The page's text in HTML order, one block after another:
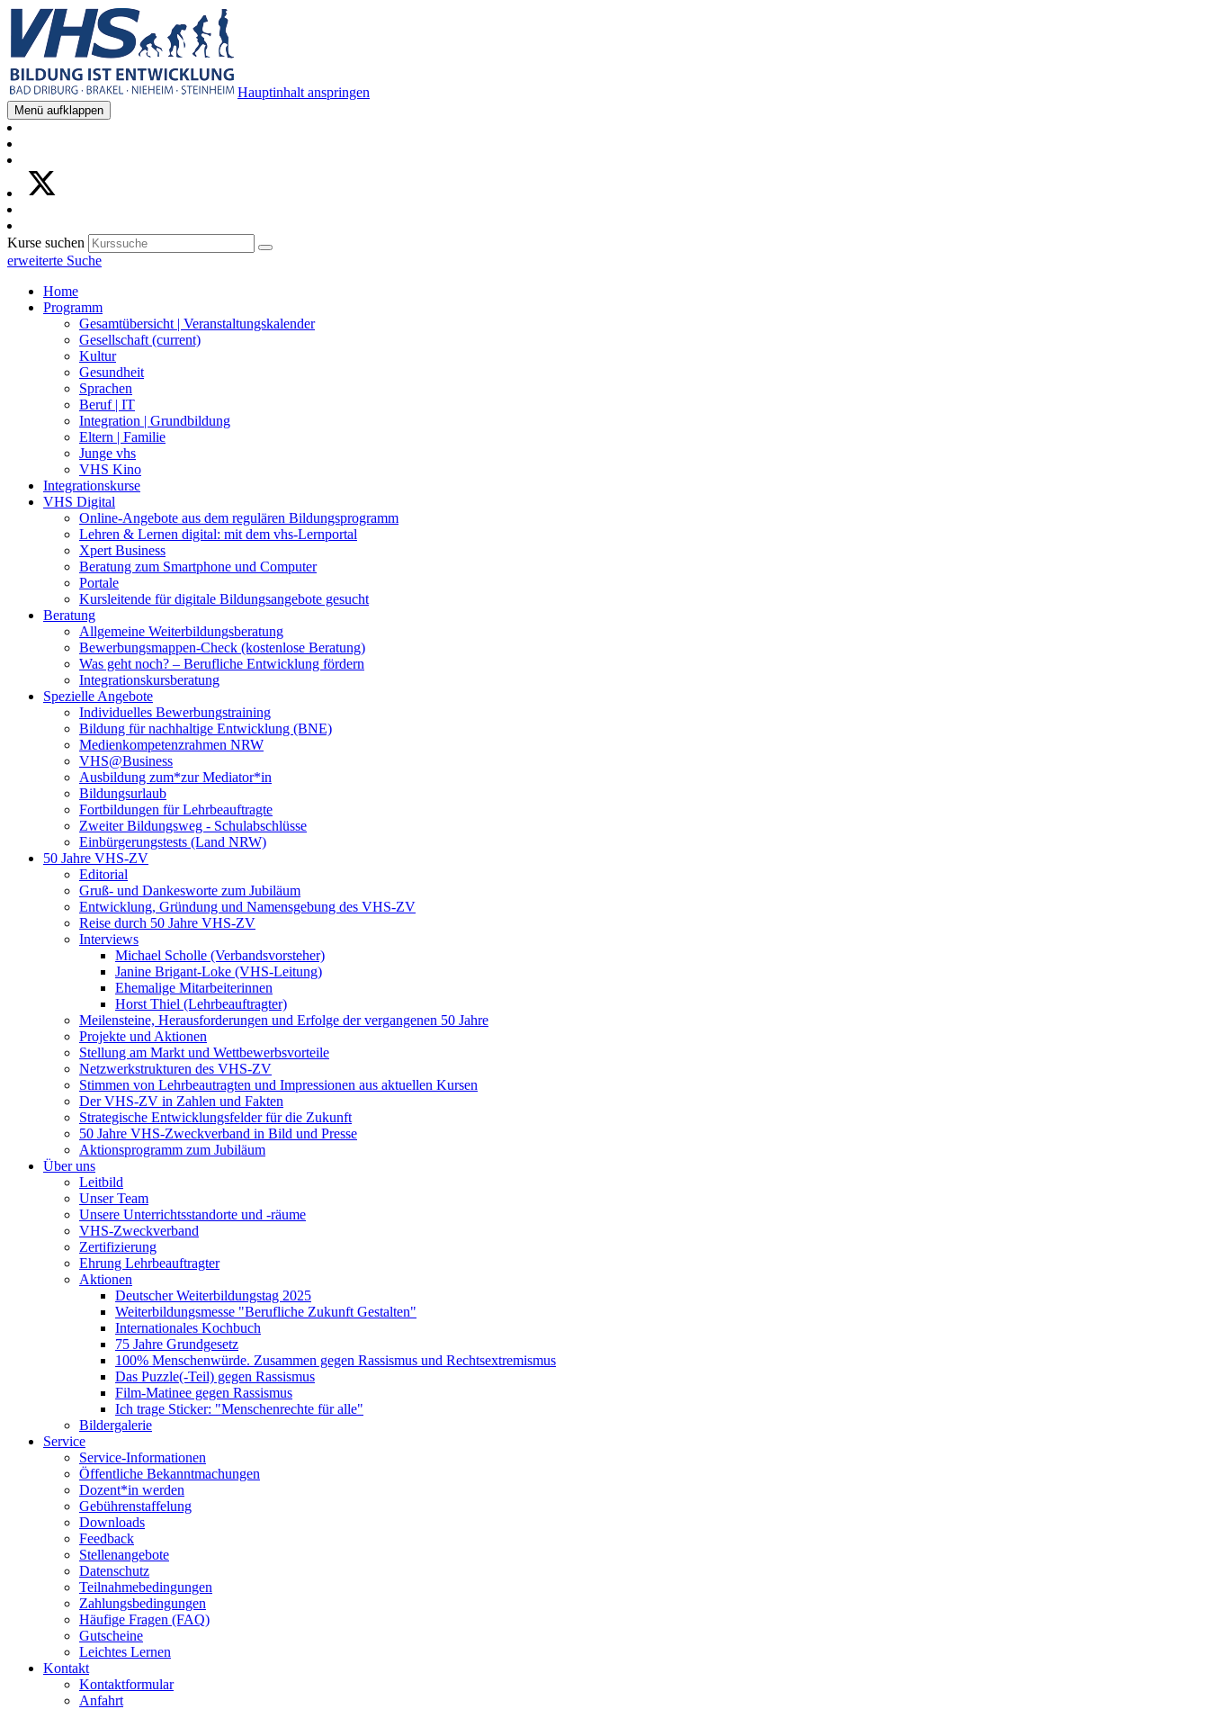
Hauptinhalt anspringen
Menü aufklappen
Kurse suchen
erweiterte Suche
Home
Programm
Gesamtübersicht | Veranstaltungskalender
Gesellschaft (current)
Kultur
Gesundheit
Sprachen
Beruf | IT
Integration | Grundbildung
Eltern | Familie
Junge vhs
VHS Kino
Integrationskurse
VHS Digital
Online-Angebote aus dem regulären Bildungsprogramm
Lehren & Lernen digital: mit dem vhs-Lernportal
Xpert Business
Beratung zum Smartphone und Computer
Portale
Kursleitende für digitale Bildungsangebote gesucht
Beratung
Allgemeine Weiterbildungsberatung
Bewerbungsmappen-Check (kostenlose Beratung)
Was geht noch? – Berufliche Entwicklung fördern
Integrationskursberatung
Spezielle Angebote
Individuelles Bewerbungstraining
Bildung für nachhaltige Entwicklung (BNE)
Medienkompetenzrahmen NRW
VHS@Business
Ausbildung zum*zur Mediator*in
Bildungsurlaub
Fortbildungen für Lehrbeauftragte
Zweiter Bildungsweg - Schulabschlüsse
Einbürgerungstests (Land NRW)
50 Jahre VHS-ZV
Editorial
Gruß- und Dankesworte zum Jubiläum
Entwicklung, Gründung und Namensgebung des VHS-ZV
Reise durch 50 Jahre VHS-ZV
Interviews
Michael Scholle (Verbandsvorsteher)
Janine Brigant-Loke (VHS-Leitung)
Ehemalige Mitarbeiterinnen
Horst Thiel (Lehrbeauftragter)
Meilensteine, Herausforderungen und Erfolge der vergangenen 50 Jahre
Projekte und Aktionen
Stellung am Markt und Wettbewerbsvorteile
Netzwerkstrukturen des VHS-ZV
Stimmen von Lehrbeautragten und Impressionen aus aktuellen Kursen
Der VHS-ZV in Zahlen und Fakten
Strategische Entwicklungsfelder für die Zukunft
50 Jahre VHS-Zweckverband in Bild und Presse
Aktionsprogramm zum Jubiläum
Über uns
Leitbild
Unser Team
Unsere Unterrichtsstandorte und -räume
VHS-Zweckverband
Zertifizierung
Ehrung Lehrbeauftragter
Aktionen
Deutscher Weiterbildungstag 2025
Weiterbildungsmesse "Berufliche Zukunft Gestalten"
Internationales Kochbuch
75 Jahre Grundgesetz
100% Menschenwürde. Zusammen gegen Rassismus und Rechtsextremismus
Das Puzzle(-Teil) gegen Rassismus
Film-Matinee gegen Rassismus
Ich trage Sticker: "Menschenrechte für alle"
Bildergalerie
Service
Service-Informationen
Öffentliche Bekanntmachungen
Dozent*in werden
Gebührenstaffelung
Downloads
Feedback
Stellenangebote
Datenschutz
Teilnahmebedingungen
Zahlungsbedingungen
Häufige Fragen (FAQ)
Gutscheine
Leichtes Lernen
Kontakt
Kontaktformular
Anfahrt